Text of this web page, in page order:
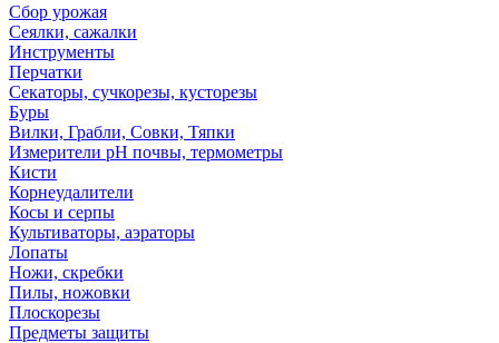
Сбор урожая
Сеялки, сажалки
Инструменты
Перчатки
Секаторы, сучкорезы, кусторезы
Буры
Вилки, Грабли, Совки, Тяпки
Измерители pH почвы, термометры
Кисти
Корнеудалители
Косы и серпы
Культиваторы, аэраторы
Лопаты
Ножи, скребки
Пилы, ножовки
Плоскорезы
Предметы защиты